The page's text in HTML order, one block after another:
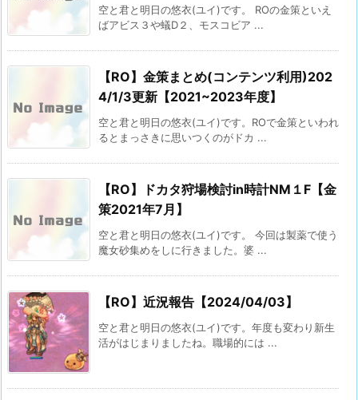
空と君と明日の悠衣(ユイ)です。 ROの金策といえ
ばアビス３や蟻D２、モスコビア ...
【RO】金策まとめ(コンテンツ利用)202
4/1/3更新【2021~2023年度】
空と君と明日の悠衣(ユイ)です。ROで金策といわれ
るとまっさきに思いつくのがドカ ...
【RO】ドカタ狩場検討in時計NM１F【金
策2021年7月】
空と君と明日の悠衣(ユイ)です。 今回は製薬で使う
魔女砂集めをしに行きました。婆 ...
【RO】近況報告【2024/04/03】
空と君と明日の悠衣(ユイ)です。年度も変わり新生
活がはじまりましたね。職場的には ...